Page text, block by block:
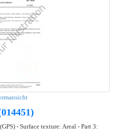
- Surface texture: Areal - Part 3: